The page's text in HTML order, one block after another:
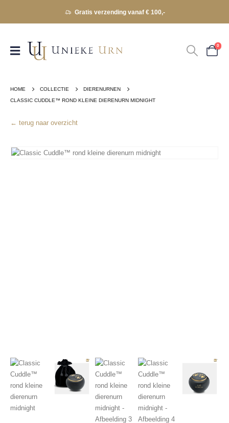
Gratis verzending vanaf € 100,-
0
HOME COLLECTIE
DIERENURNEN
CLASSIC CUDDLE™ ROND KLEINE DIERENURN MIDNIGHT
← terug naar overzicht